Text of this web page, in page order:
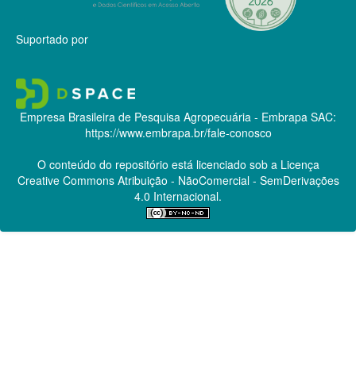
Suportado por
Empresa Brasileira de Pesquisa Agropecuária - Embrapa SAC:
https://www.embrapa.br/fale-conosco
O conteúdo do repositório está licenciado sob a Licença
Creative CommonsAtribuição - NãoComercial - SemDerivações
4.0 Internacional.